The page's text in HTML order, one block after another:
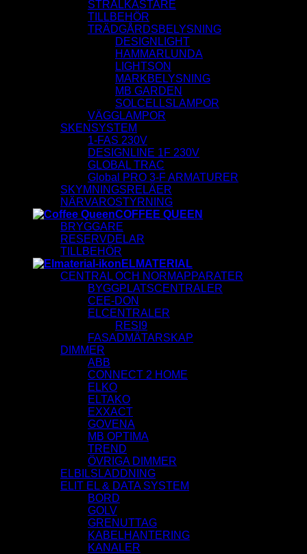
STRÅLKASTARE
TILLBEHÖR
TRÄDGÅRDSBELYSNING
DESIGNLIGHT
HAMMARLUNDA
LIGHTSON
MARKBELYSNING
MB GARDEN
SOLCELLSLAMPOR
VÄGGLAMPOR
SKENSYSTEM
1-FAS 230V
DESIGNLINE 1F 230V
GLOBAL TRAC
Global PRO 3-F ARMATURER
SKYMNINGSRELÄER
NÄRVAROSTYRNING
COFFEE QUEEN
BRYGGARE
RESERVDELAR
TILLBEHÖR
ELMATERIAL
CENTRAL OCH NORMAPPARATER
BYGGPLATSCENTRALER
CEE-DON
ELCENTRALER
RESI9
FASADMÄTARSKAP
DIMMER
ABB
CONNECT 2 HOME
ELKO
ELTAKO
EXXACT
GOVENA
MB OPTIMA
TREND
ÖVRIGA DIMMER
ELBILSLADDNING
ELIT EL & DATA SYSTEM
BORD
GOLV
GRENUTTAG
KABELHANTERING
KANALER